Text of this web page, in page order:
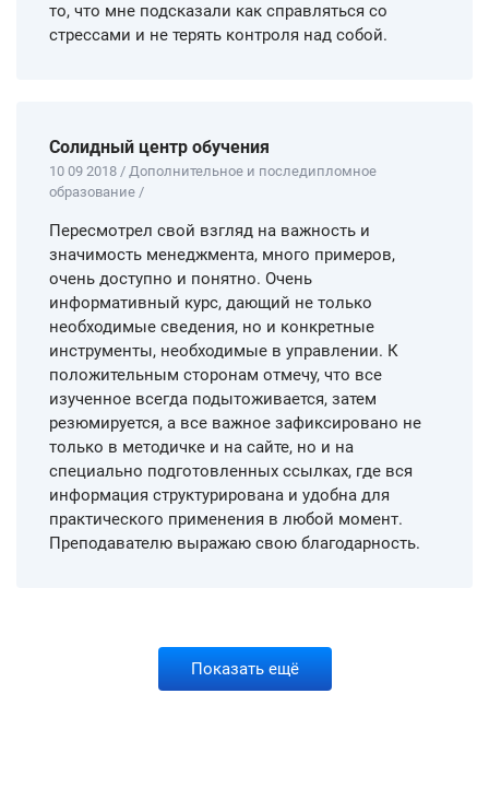
то, что мне подсказали как справляться со
стрессами и не терять контроля над собой.
Солидный центр обучения
10 09 2018 / Дополнительное и последипломное
образование /
Пересмотрел свой взгляд на важность и
значимость менеджмента, много примеров,
очень доступно и понятно. Очень
информативный курс, дающий не только
необходимые сведения, но и конкретные
инструменты, необходимые в управлении. К
положительным сторонам отмечу, что все
изученное всегда подытоживается, затем
резюмируется, а все важное зафиксировано не
только в методичке и на сайте, но и на
специально подготовленных ссылках, где вся
информация структурирована и удобна для
практического применения в любой момент.
Преподавателю выражаю свою благодарность.
Показать ещё